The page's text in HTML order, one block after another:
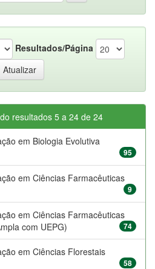
Resultados/Página
resultados 5 a 24 de 24
em Biologia Evolutiva
95
em Ciências Farmacêuticas
9
em Ciências Farmacêuticas
com UEPG)
74
em Ciências Florestais
58